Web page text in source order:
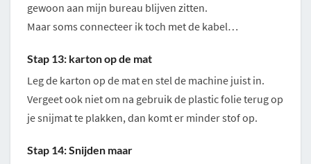
gewoon aan mijn bureau blijven zitten.
Maar soms connecteer ik toch met de kabel…
Stap 13: karton op de mat
Leg de karton op de mat en stel de machine juist in.
Vergeet ook niet om na gebruik de plastic folie terug op
je snijmat te plakken, dan komt er minder stof op.
Stap 14: Snijden maar